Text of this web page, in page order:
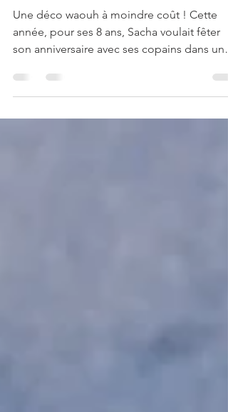
L'ANNIVERSAIRE SAFARI
DE SACHA
Une déco waouh à moindre coût ! Cette
année, pour ses 8 ans, Sacha voulait fêter
son anniversaire avec ses copains dans une